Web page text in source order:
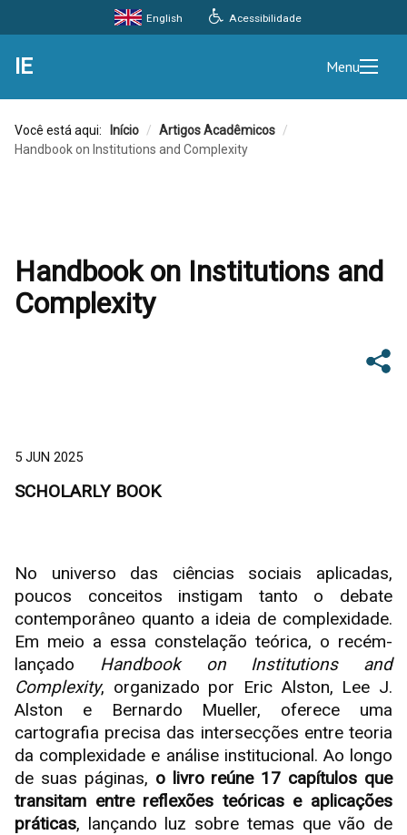
Acessibilidade
English
IE Menu
Você está aqui: Início / Artigos Acadêmicos /
Handbook on Institutions and Complexity
Handbook on Institutions and
Complexity
5 JUN 2025
SCHOLARLY BOOK
No universo das ciências sociais aplicadas,
poucos conceitos instigam tanto o debate
contemporâneo quanto a ideia de complexidade.
Em meio a essa constelação teórica, o recém-
lançado Handbook on Institutions and
Complexity, organizado por Eric Alston, Lee J.
Alston e Bernardo Mueller, oferece uma
cartografia precisa das intersecções entre teoria
da complexidade e análise institucional. Ao longo
de suas páginas, o livro reúne 17 capítulos que
transitam entre reflexões teóricas e aplicações
práticas, lançando luz sobre temas que vão de